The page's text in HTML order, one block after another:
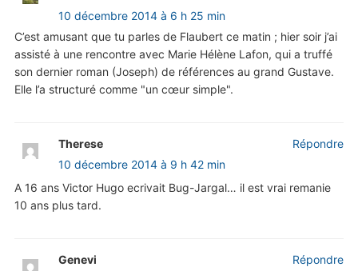
10 décembre 2014 à 6 h 25 min
C’est amusant que tu parles de Flaubert ce matin ; hier soir j’ai
assisté à une rencontre avec Marie Hélène Lafon, qui a truffé
son dernier roman (Joseph) de références au grand Gustave.
Elle l’a structuré comme "un cœur simple".
Therese
10 décembre 2014 à 9 h 42 min
A 16 ans Victor Hugo ecrivait Bug-Jargal… il est vrai remanie
10 ans plus tard.
Répondre
Genevi
Répondre